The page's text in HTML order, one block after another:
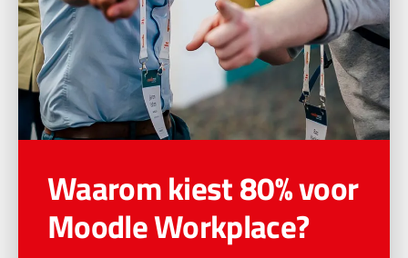
Waarom kiest 80% voor
Moodle Workplace?